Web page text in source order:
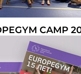
CAMP